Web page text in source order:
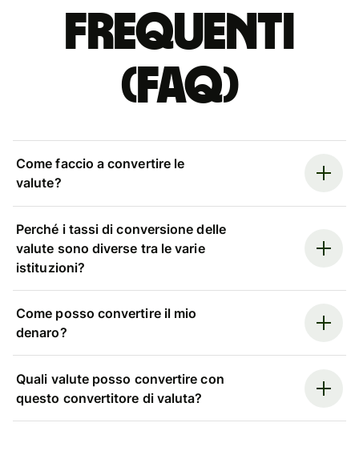
Frequenti
(FAQ)
Come faccio a convertire le
valute?
Perché i tassi di conversione delle
valute sono diverse tra le varie
istituzioni?
Come posso convertire il mio
denaro?
Quali valute posso convertire con
questo convertitore di valuta?